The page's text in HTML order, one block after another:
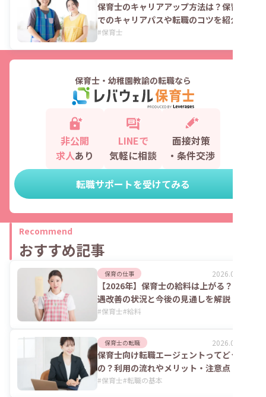
保育士のキャリアアップ方法は？保育園
でのキャリアパスや転職のコツを紹介
#保育士
保育士・幼稚園教諭の転職なら
非公開
求人あり
LINEで
気軽に相談
面接対策
・条件交渉
転職サポートを受けてみる
Recommend
おすすめ記事
保育の仕事 2026.08.06
【2026年】保育士の給料は上がる？処
遇改善の状況と今後の見通しを解説
#保育士#給料
保育士の転職 2026.08.06
保育士向け転職エージェントってどうな
の？利用の流れやメリット・注意点
#保育士#転職の基本